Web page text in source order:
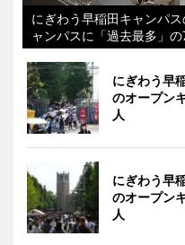
にぎわう早稲田キャンパ
ャンパスに「過去最多」の
にぎわう早
のオープン
人
にぎわう早
のオープン
人